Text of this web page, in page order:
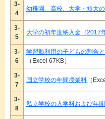
3-
4
幼稚園、高校、大学・短大
3-
5
大学の初年度納入金（2017
3-
6
学習塾利用の子どもの割合
（Excel 67KB）
3-
7
国立学校の年間授業料 （
3-
8
私立学校の入学料および年